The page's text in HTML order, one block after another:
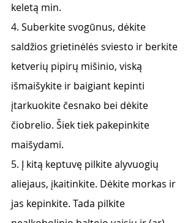
keletą min.
4. Suberkite svogūnus, dėkite
saldžios grietinėlės sviesto ir berkite
ketverių pipirų mišinio, viską
išmaišykite ir baigiant kepinti
įtarkuokite česnako bei dėkite
čiobrelio. Šiek tiek pakepinkite
maišydami.
5. Į kitą keptuvę pilkite alyvuogių
aliejaus, įkaitinkite. Dėkite morkas ir
jas kepinkite. Tada pilkite